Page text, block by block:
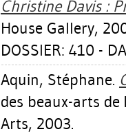
Christine Davis :
House Gallery,
DOSSIER: 410 -
Aquin, Stéphane.
des beaux-arts
Arts, 2003.